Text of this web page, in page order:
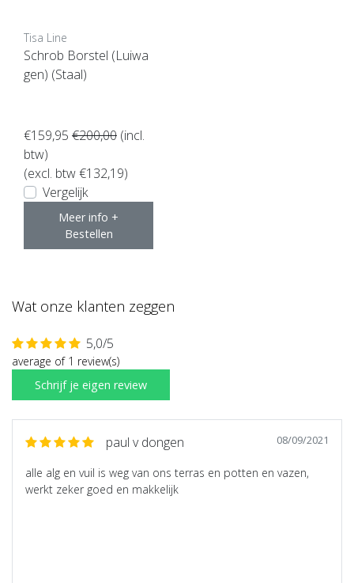
Tisa Line
Schrob Borstel (Luiwa
gen) (Staal)
€159,95 €200,00 (incl.
btw)
(excl. btw €132,19)
Vergelijk
Meer info +
Bestellen
Wat onze klanten zeggen
5,0/5
average of 1 review(s)
Schrijf je eigen review
paul v dongen 08/09/2021
alle alg en vuil is weg van ons terras en potten en vazen,
werkt zeker goed en makkelijk